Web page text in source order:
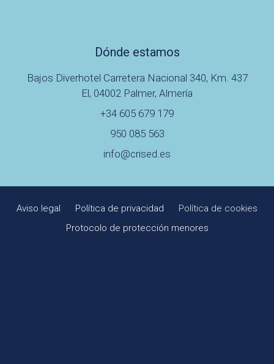
Dónde estamos
Bajos Diverhotel Carretera Nacional 340, Km. 437
El, 04002 Palmer, Almería
+34 605 679 179
950 085 563
info@crised.es
Aviso legal Política de privacidad
Política de cookies
Protocolo de protección menores